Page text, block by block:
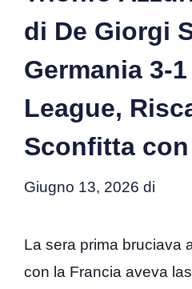
di De Giorgi
Germania 3-
League,
Sconfitta
Giugno 13, 2026 di
La sera prima bruciava
con la Francia aveva